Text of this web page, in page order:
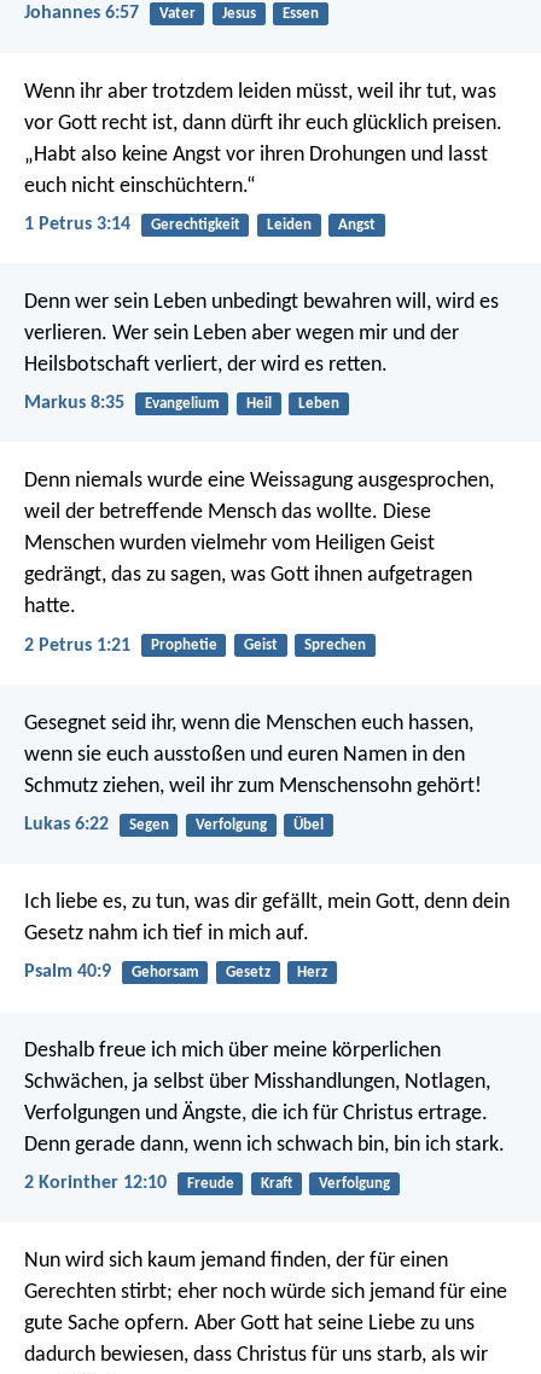
Johannes 6:57 Vater Jesus Essen
Wenn ihr aber trotzdem leiden müsst, weil ihr tut, was
vor Gott recht ist, dann dürft ihr euch glücklich preisen.
„Habt also keine Angst vor ihren Drohungen und lasst
euch nicht einschüchtern.“
1 Petrus 3:14 Gerechtigkeit Leiden Angst
Denn wer sein Leben unbedingt bewahren will, wird es
verlieren. Wer sein Leben aber wegen mir und der
Heilsbotschaft verliert, der wird es retten.
Markus 8:35 Evangelium Heil Leben
Denn niemals wurde eine Weissagung ausgesprochen,
weil der betreffende Mensch das wollte. Diese
Menschen wurden vielmehr vom Heiligen Geist
gedrängt, das zu sagen, was Gott ihnen aufgetragen
hatte.
2 Petrus 1:21 Prophetie Geist Sprechen
Gesegnet seid ihr, wenn die Menschen euch hassen,
wenn sie euch ausstoßen und euren Namen in den
Schmutz ziehen, weil ihr zum Menschensohn gehört!
Lukas 6:22 Segen Verfolgung Übel
Ich liebe es, zu tun, was dir gefällt, mein Gott, denn dein
Gesetz nahm ich tief in mich auf.
Psalm 40:9 Gehorsam Gesetz Herz
Deshalb freue ich mich über meine körperlichen
Schwächen, ja selbst über Misshandlungen, Notlagen,
Verfolgungen und Ängste, die ich für Christus ertrage.
Denn gerade dann, wenn ich schwach bin, bin ich stark.
2 Korinther 12:10 Freude Kraft Verfolgung
Nun wird sich kaum jemand finden, der für einen
Gerechten stirbt; eher noch würde sich jemand für eine
gute Sache opfern. Aber Gott hat seine Liebe zu uns
dadurch bewiesen, dass Christus für uns starb, als wir